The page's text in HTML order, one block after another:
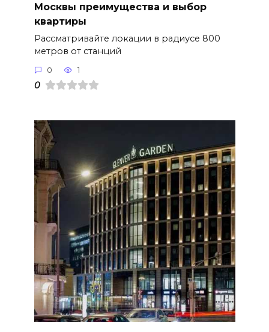
Москвы преимущества и выбор
квартиры
Рассматривайте локации в радиусе 800
метров от станций
0 1
0